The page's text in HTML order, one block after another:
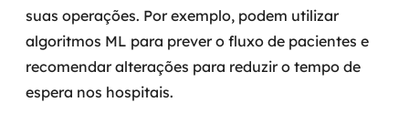
suas operações. Por exemplo, podem utilizar
algoritmos ML para prever o fluxo de pacientes e
recomendar alterações para reduzir o tempo de
espera nos hospitais.